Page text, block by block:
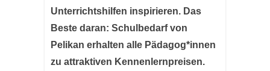
Unterrichtshilfen inspirieren. Das
Beste daran: Schulbedarf von
Pelikan erhalten alle Pädagog*innen
zu attraktiven Kennenlernpreisen.